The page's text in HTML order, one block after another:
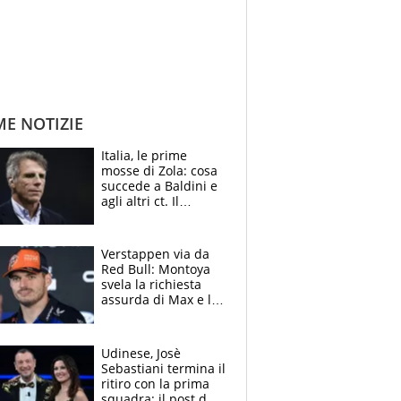
NOTIZIE
Italia, le prime
mosse di Zola: cosa
succede a Baldini e
agli altri ct. Il
azzurri
Verstappen via da
Red Bull: Montoya
svela la richiesta
assurda di Max e lo
McLaren siano
meglio?”
Udinese, Josè
Sebastiani termina il
ritiro con la prima